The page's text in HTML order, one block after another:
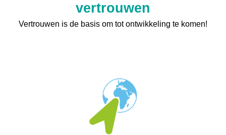
vertrouwen
Vertrouwen is de basis om tot ontwikkeling te komen!